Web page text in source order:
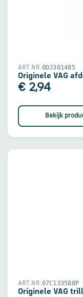
ART.NR.0DJ301485
Originele VAG
€ 2,94
Bekijk
ART.NR.07C133588P
Originele VAG